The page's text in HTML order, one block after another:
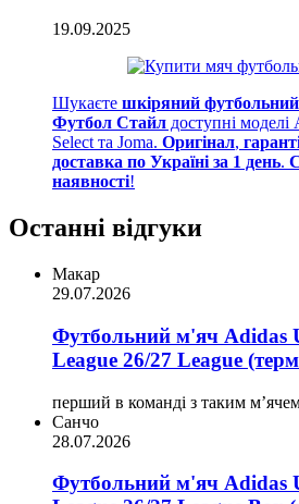
19.09.2025
Шукаєте шкіряний
Футбол Стайл доступні
Select та Joma. Оригінал,
доставка по Україні за 1 день.
наявності!
Останні відгуки
Макар
29.07.2026
Футбольний м'яч Adidas
League 26/27 League
перший в команді з таким
Санчо
28.07.2026
Футбольний м'яч Adidas